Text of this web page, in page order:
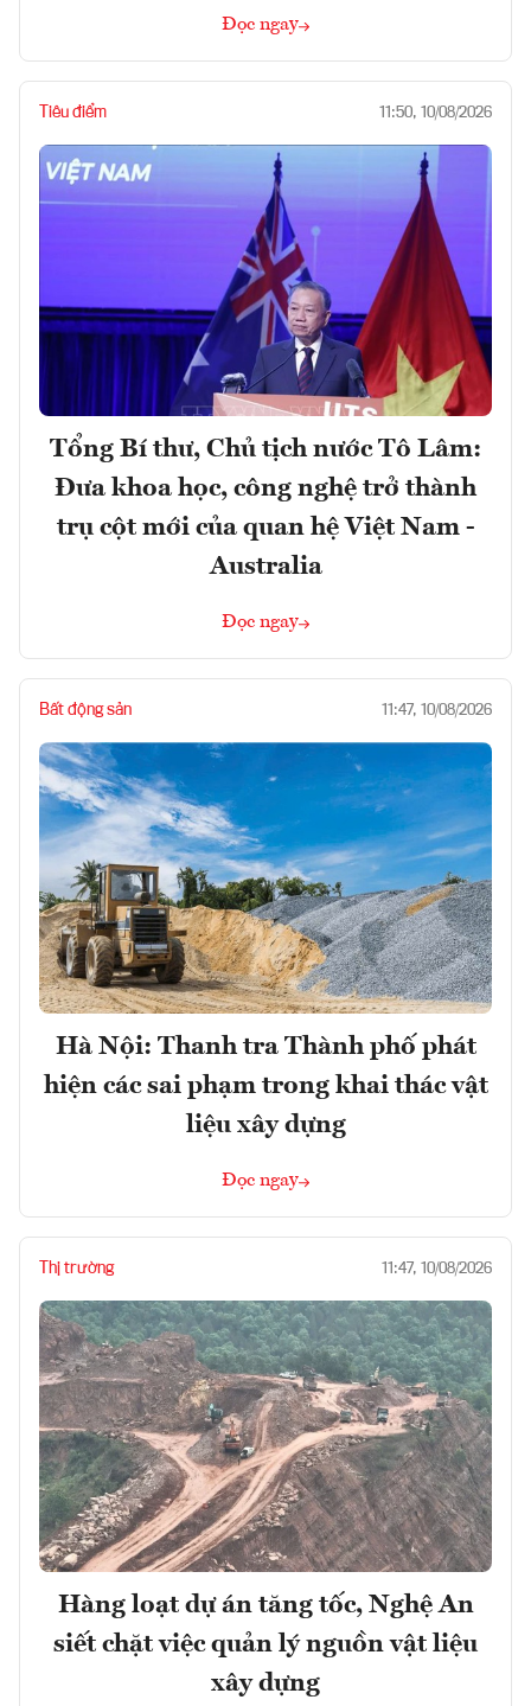
Đọc ngay
Tiêu điểm 11:50, 10/08/2026
Tổng Bí thư, Chủ tịch nước Tô Lâm:
Đưa khoa học, công nghệ trở thành
trụ cột mới của quan hệ Việt Nam -
Australia
Đọc ngay
Bất động sản 11:47, 10/08/2026
Hà Nội: Thanh tra Thành phố phát
hiện các sai phạm trong khai thác vật
liệu xây dựng
Đọc ngay
Thị trường 11:47, 10/08/2026
Hàng loạt dự án tăng tốc, Nghệ An
siết chặt việc quản lý nguồn vật liệu
xây dựng